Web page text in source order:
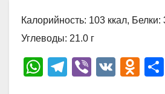
Калорийность: 103 ккал,
Углеводы: 21.0 г
W
T
Vi
V
O